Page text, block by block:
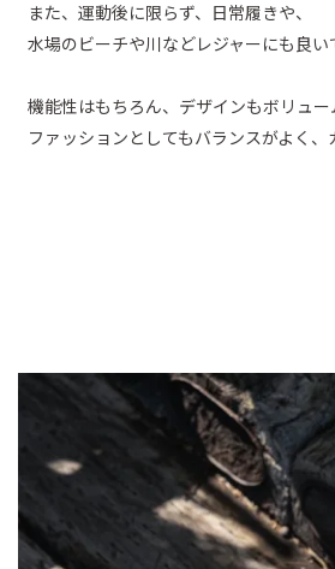
また、運動後に限らず、日常履きや、
水場のビーチや川などレジャーにも良い
機能性はもちろん、デザインもボリュー
ファッションとしてもバランスがよく、